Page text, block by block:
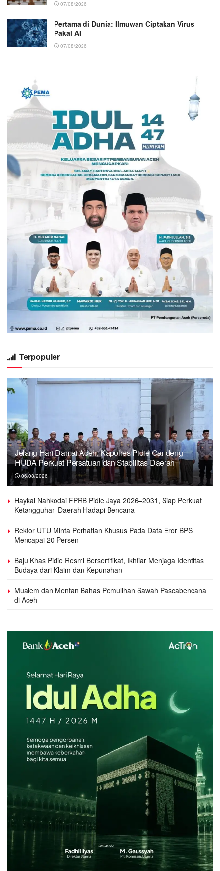
07/08/2026
Pertama di Dunia: Ilmuwan Ciptakan Virus
Pakai AI
07/08/2026
Terpopuler
Jelang Hari Damai Aceh, Kapolres Pidie Gandeng
HUDA Perkuat Persatuan dan Stabilitas Daerah
06/08/2026
Haykal Nahkodai FPRB Pidie Jaya 2026–2031, Siap Perkuat
Ketangguhan Daerah Hadapi Bencana
Rektor UTU Minta Perhatian Khusus Pada Data Eror BPS
Mencapai 20 Persen
Baju Khas Pidie Resmi Bersertifikat, Ikhtiar Menjaga Identitas
Budaya dari Klaim dan Kepunahan
Mualem dan Mentan Bahas Pemulihan Sawah Pascabencana
di Aceh